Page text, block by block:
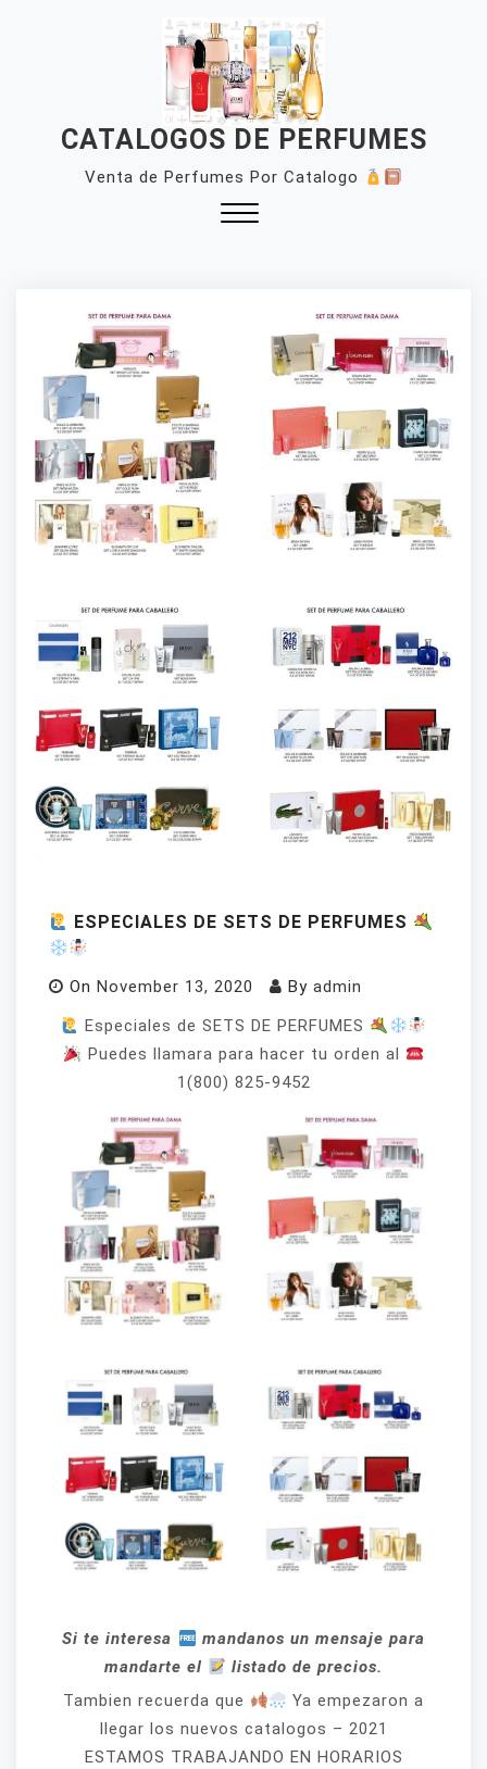
CATALOGOS DE PERFUMES
Venta de Perfumes Por Catalogo
ESPECIALES DE SETS DE PERFUMES
On November 13, 2020 By admin
Especiales de SETS DE PERFUMES
Puedes llamara para hacer tu orden al
1(800) 825-9452
Si te interesa
mandanos un mensaje para
mandarte el
listado de precios.
Tambien recuerda que
Ya empezaron a
llegar los nuevos catalogos – 2021
ESTAMOS TRABAJANDO EN HORARIOS